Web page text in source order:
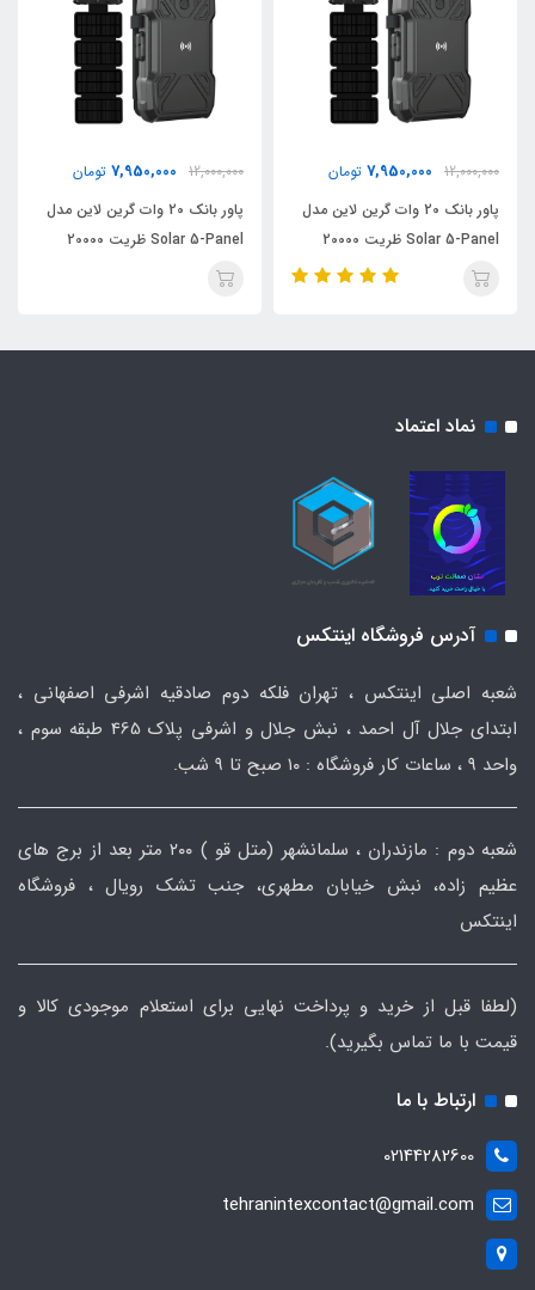
12,000,000
7,950,000 تومان
پاور بانک 20 وات گرین لاین مدل
Solar 5-Panel ظریت 20000
میلی آمپر ساعت
12,000,000
7,950,000 تومان
پاور بانک 20 وات گرین لاین مدل
Solar 5-Panel ظریت 20000
میلی آمپر ساعت
نماد اعتماد
آدرس فروشگاه اینتکس
شعبه اصلی اینتکس ، تهران فلکه دوم صادقیه اشرفی اصفهانی ،
ابتدای جلال آل احمد ، نبش جلال و اشرفی پلاک 465 طبقه سوم ،
واحد ۹ ، ساعات کار فروشگاه : ۱۰ صبح تا ۹ شب.
شعبه دوم : مازندران ، سلمانشهر (متل قو ) ۲۰۰ متر بعد از برج های
عظیم زاده، نبش خیابان مطهری، جنب تشک رویال ، فروشگاه
اینتکس
(لطفا قبل از خرید و پرداخت نهایی برای استعلام موجودی کالا و
قیمت با ما تماس بگیرید).
ارتباط با ما
02144282600
tehranintexcontact@gmail.com